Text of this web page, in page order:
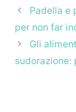
Padella e
per non far
Gli
sudorazione: